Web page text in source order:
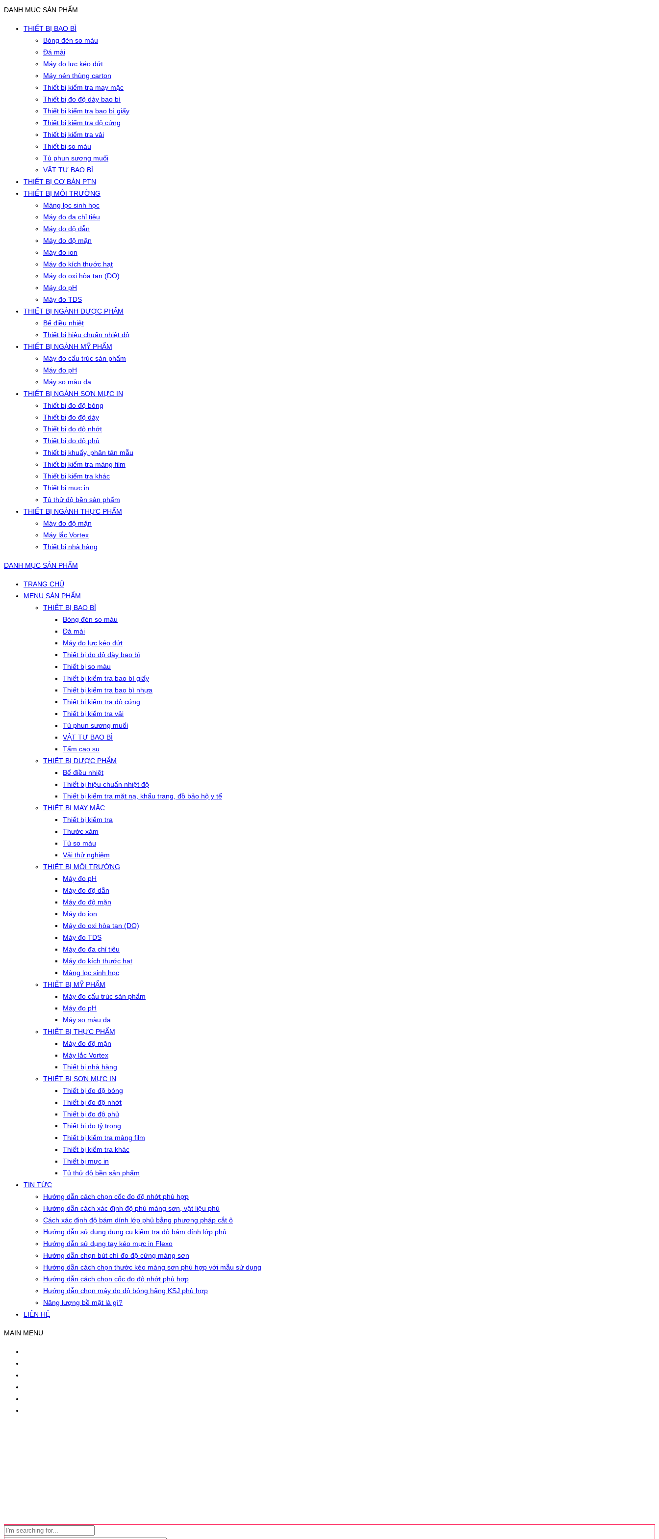
DANH MỤC SẢN PHẨM
THIẾT BỊ BAO BÌ
Bóng đèn so màu
Đá mài
Máy đo lực kéo đứt
Máy nén thùng carton
Thiết bị kiểm tra may mặc
Thiết bị đo độ dày bao bì
Thiết bị kiểm tra bao bì giấy
Thiết bị kiểm tra độ cứng
Thiết bị kiểm tra vải
Thiết bị so màu
Tủ phun sương muối
VẬT TƯ BAO BÌ
THIẾT BỊ CƠ BẢN PTN
THIẾT BỊ MÔI TRƯỜNG
Màng lọc sinh học
Máy đo đa chỉ tiêu
Máy đo độ dẫn
Máy đo độ mặn
Máy đo ion
Máy đo kích thước hạt
Máy đo oxi hòa tan (DO)
Máy đo pH
Máy đo TDS
THIẾT BỊ NGÀNH DƯỢC PHẨM
Bể điều nhiệt
Thiết bị hiệu chuẩn nhiệt độ
THIẾT BỊ NGÀNH MỸ PHẨM
Máy đo cấu trúc sản phẩm
Máy đo pH
Máy so màu da
THIẾT BỊ NGÀNH SƠN MỰC IN
Thiết bị đo độ bóng
Thiết bị đo độ dày
Thiết bị đo độ nhớt
Thiết bị đo độ phủ
Thiết bị khuấy, phân tán mẫu
Thiết bị kiểm tra màng film
Thiết bị kiểm tra khác
Thiết bị mực in
Tủ thử độ bền sản phẩm
THIẾT BỊ NGÀNH THỰC PHẨM
Máy đo độ mặn
Máy lắc Vortex
Thiết bị nhà hàng
DANH MỤC SẢN PHẨM
TRANG CHỦ
MENU SẢN PHẨM
THIẾT BỊ BAO BÌ
Bóng đèn so màu
Đá mài
Máy đo lực kéo đứt
Thiết bị đo độ dày bao bì
Thiết bị so màu
Thiết bị kiểm tra bao bì giấy
Thiết bị kiểm tra bao bì nhựa
Thiết bị kiểm tra độ cứng
Thiết bị kiểm tra vải
Tủ phun sương muối
VẬT TƯ BAO BÌ
Tấm cao su
THIẾT BỊ DƯỢC PHẨM
Bể điều nhiệt
Thiết bị hiệu chuẩn nhiệt độ
Thiết bị kiểm tra mặt nạ, khẩu trang, đồ bảo hộ y tế
THIẾT BỊ MAY MẶC
Thiết bị kiểm tra
Thước xám
Tủ so màu
Vải thử nghiệm
THIẾT BỊ MÔI TRƯỜNG
Máy đo pH
Máy đo độ dẫn
Máy đo độ mặn
Máy đo ion
Máy đo oxi hòa tan (DO)
Máy đo TDS
Máy đo đa chỉ tiêu
Máy đo kích thước hạt
Màng lọc sinh học
THIẾT BỊ MỸ PHẨM
Máy đo cấu trúc sản phẩm
Máy đo pH
Máy so màu da
THIẾT BỊ THỰC PHẨM
Máy đo độ mặn
Máy lắc Vortex
Thiết bị nhà hàng
THIẾT BỊ SƠN MỰC IN
Thiết bị đo độ bóng
Thiết bị đo độ nhớt
Thiết bị đo độ phủ
Thiết bị đo tỷ trọng
Thiết bị kiểm tra màng film
Thiết bị kiểm tra khác
Thiết bị mực in
Tủ thử độ bền sản phẩm
TIN TỨC
Hướng dẫn cách chọn cốc đo độ nhớt phù hợp
Hướng dẫn cách xác định độ phủ màng sơn, vật liệu phủ
Cách xác định độ bám dính lớp phủ bằng phương pháp cắt ô
Hướng dẫn sử dụng dụng cụ kiểm tra độ bám dính lớp phủ
Hướng dẫn sử dụng tay kéo mực in Flexo
Hướng dẫn chọn bút chì đo độ cứng màng sơn
Hướng dẫn cách chọn thước kéo màng sơn phù hợp với mẫu sử dụng
Hướng dẫn cách chọn cốc đo độ nhớt phù hợp
Hướng dẫn chọn máy đo độ bóng hãng KSJ phù hợp
Năng lượng bề mặt là gì?
LIÊN HỆ
MAIN MENU